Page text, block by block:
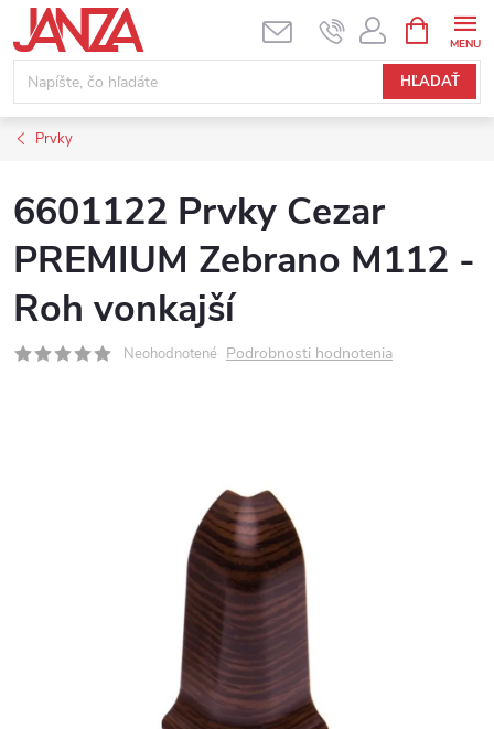
Prejsť na obsah
HĽADAŤ
Prvky
6601122 Prvky Cezar
PREMIUM Zebrano M112 -
Roh vonkajší
Neohodnotené Podrobnosti hodnotenia